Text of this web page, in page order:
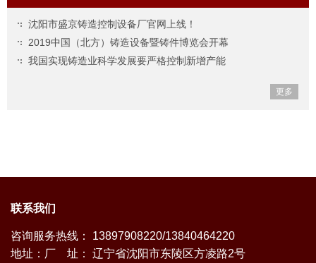
沈阳市盛京铸造控制设备厂官网上线！
2019中国（北方）铸造设备暨铸件博览会开幕
我国实现铸造业科学发展要严格控制新增产能
更多
联系我们
咨询服务热线： 13897908220/13840464220
地址：厂 址： 辽宁省沈阳市东陵区方凌路2号